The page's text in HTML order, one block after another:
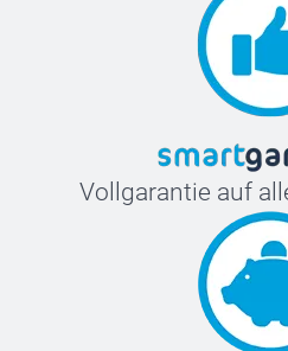
Vollgarantie auf